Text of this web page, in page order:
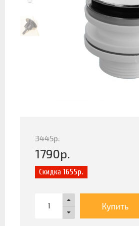
3445р.
1790р.
Скидка 1655р.
Купить